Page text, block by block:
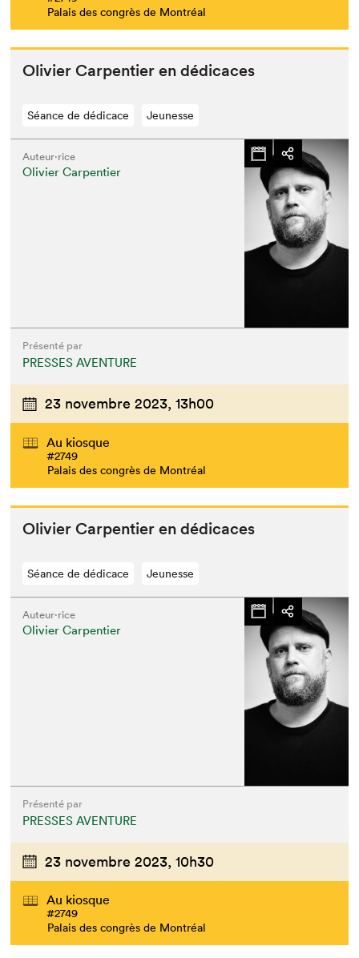
Palais des congrès de Montréal
Olivi­er Car­pen­tier en dédicaces
Séance de dédicace Jeunesse
Auteur·rice
Olivier Carpentier
Présenté par
PRESSES AVENTURE
23 novembre 2023, 13h00
Au kiosque
#2749
Palais des congrès de Montréal
Olivi­er Car­pen­tier en dédicaces
Séance de dédicace Jeunesse
Auteur·rice
Olivier Carpentier
Présenté par
PRESSES AVENTURE
23 novembre 2023, 10h30
Au kiosque
#2749
Palais des congrès de Montréal